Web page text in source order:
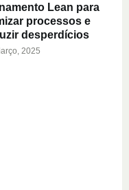
Lean para
processos e
desperdícios
2025